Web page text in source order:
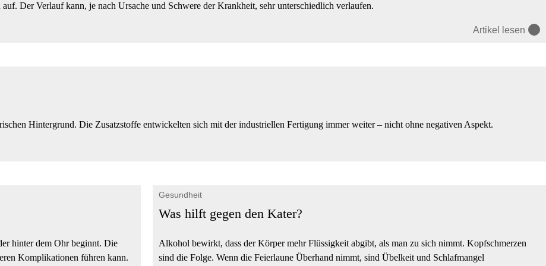
Der Verlauf kann, je nach Ursache und Schwere der Krankheit, sehr unterschiedlich verlaufen.
Artikel lesen
Hintergrund. Die Zusatzstoffe entwickelten sich mit der industriellen Fertigung immer weiter – nicht ohne negativen Aspekt.
hinter dem Ohr beginnt. Die
Komplikationen führen kann.
Gesundheit
Was hilft gegen den Kater?
Alkohol bewirkt, dass der Körper mehr Flüssigkeit abgibt, als man zu sich nimmt. Kopfschmerzen
sind die Folge. Wenn die Feierlaune Überhand nimmt, sind Übelkeit und Schlafmangel